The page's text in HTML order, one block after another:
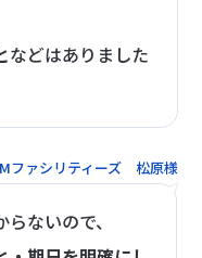
などはありました
ファシリティーズ 松原様
ないので、